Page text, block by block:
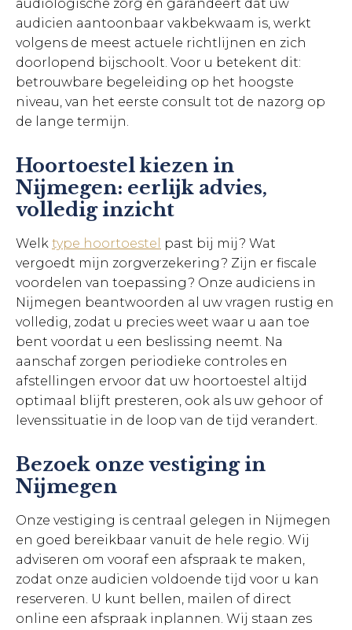
audiologische zorg en garandeert dat uw
audicien aantoonbaar vakbekwaam is, werkt
volgens de meest actuele richtlijnen en zich
doorlopend bijschoolt. Voor u betekent dit:
betrouwbare begeleiding op het hoogste
niveau, van het eerste consult tot de nazorg op
de lange termijn.
Hoortoestel kiezen in
Nijmegen: eerlijk advies,
volledig inzicht
Welk type hoortoestel
past bij mij? Wat
vergoedt mijn zorgverzekering? Zijn er fiscale
voordelen van toepassing? Onze audiciens in
Nijmegen beantwoorden al uw vragen rustig en
volledig, zodat u precies weet waar u aan toe
bent voordat u een beslissing neemt. Na
aanschaf zorgen periodieke controles en
afstellingen ervoor dat uw hoortoestel altijd
optimaal blijft presteren, ook als uw gehoor of
levenssituatie in de loop van de tijd verandert.
Bezoek onze vestiging in
Nijmegen
Onze vestiging is centraal gelegen in Nijmegen
en goed bereikbaar vanuit de hele regio. Wij
adviseren om vooraf een afspraak te maken,
zodat onze audicien voldoende tijd voor u kan
reserveren. U kunt bellen, mailen of direct
online een afspraak inplannen. Wij staan zes